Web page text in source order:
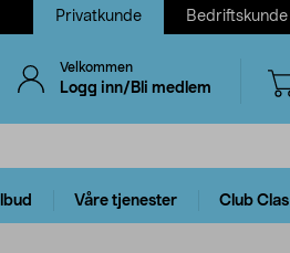
Privatkunde Bedriftskunde
Velkommen
Logg inn/Bli medlem
Våre tjenester Club Clas